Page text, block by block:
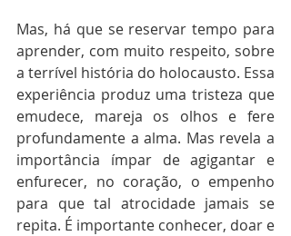
Mas, há que se reservar tempo para
aprender, com muito respeito, sobre
a terrível história do holocausto. Essa
experiência produz uma tristeza que
emudece, mareja os olhos e fere
profundamente a alma. Mas revela a
importância ímpar de agigantar e
enfurecer, no coração, o empenho
para que tal atrocidade jamais se
repita. É importante conhecer, doar e